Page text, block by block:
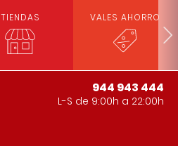
TIENDAS VALES AHORRO
944 943 444
L-S de 9:00h a 22:00h